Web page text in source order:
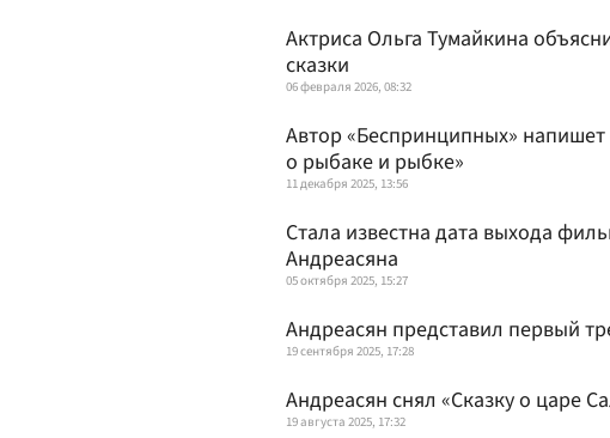
Актриса Ольга Тумайкина
сказки
06 февраля 2026, 08:32
Автор «Беспринципных»
о рыбаке и рыбке»
11 декабря 2025, 13:56
Стала известна дата выхода
Андреасяна
05 октября 2025, 15:27
Андреасян представил первый
19 сентября 2025, 17:28
Андреасян снял «Сказку о царе
19 августа 2025, 17:32